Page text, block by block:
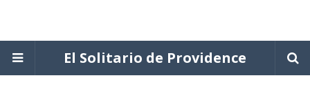
El Solitario de Providence